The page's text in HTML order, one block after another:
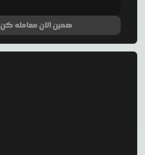
همین الان معامله کن